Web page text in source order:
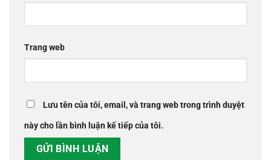
Trang web
Lưu tên của tôi, email, và trang web trong trình duyệt
này cho lần bình luận kế tiếp của tôi.